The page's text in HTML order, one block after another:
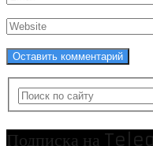
Подписка на